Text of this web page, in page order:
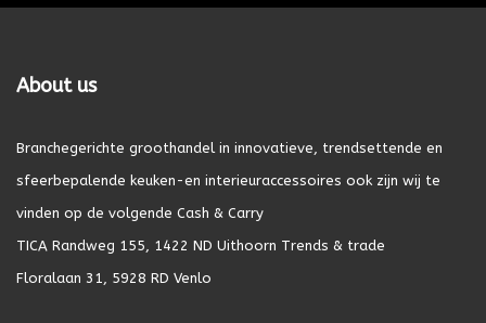
About us
Branchegerichte groothandel in innovatieve, trendsettende en
sfeerbepalende keuken-en interieuraccessoires ook zijn wij te
vinden op de volgende Cash & Carry
TICA Randweg 155, 1422 ND Uithoorn Trends & trade
Floralaan 31, 5928 RD Venlo